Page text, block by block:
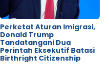
Perketat Aturan Imigrasi,
Donald Trump
Tandatangani Dua
Perintah Eksekutif Batasi
Birthright Citizenship